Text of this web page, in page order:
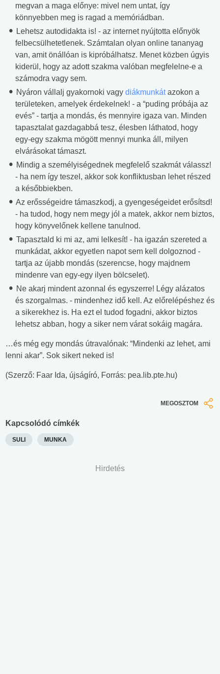
megvan a maga előnye: mivel nem untat, így
könnyebben meg is ragad a memóriádban.
Lehetsz autodidakta is! - az internet nyújtotta előnyök
felbecsülhetetlenek. Számtalan olyan online tananyag
van, amit önállóan is kipróbálhatsz. Menet közben úgyis
kiderül, hogy az adott szakma valóban megfelelne-e a
számodra vagy sem.
Nyáron vállalj gyakornoki vagy diákmunkátazokon a
területeken, amelyek érdekelnek! - a “puding próbája az
evés” - tartja a mondás, és mennyire igaza van. Minden
tapasztalat gazdagabbá tesz, élesben láthatod, hogy
egy-egy szakma mögött mennyi munka áll, milyen
elvárásokat támaszt.
Mindig a személyiségednek megfelelő szakmát válassz!
- ha nem így teszel, akkor sok konfliktusban lehet részed
a későbbiekben.
Az erősségeidre támaszkodj, a gyengeségeidet erősítsd!
- ha tudod, hogy nem megy jól a matek, akkor nem biztos,
hogy könyvelőnek kellene tanulnod.
Tapasztald ki mi az, ami lelkesít! - ha igazán szereted a
munkádat, akkor egyetlen napot sem kell dolgoznod -
tartja az újabb mondás (szerencse, hogy majdnem
mindenre van egy-egy ilyen bölcselet).
Ne akarj mindent azonnal és egyszerre! Légy alázatos
és szorgalmas. - mindenhez idő kell. Az előrelépéshez és
a sikerekhez is. Ha ezt el tudod fogadni, akkor biztos
lehetsz abban, hogy a siker nem várat sokáig magára.
…és még egy mondás útravalónak: “Mindenki az lehet, ami
lenni akar”. Sok sikert neked is!
(Szerző: Faar Ida, újságíró, Forrás: pea.lib.pte.hu)
MEGOSZTOM
Kapcsolódó címkék
SULI MUNKA
Hirdetés